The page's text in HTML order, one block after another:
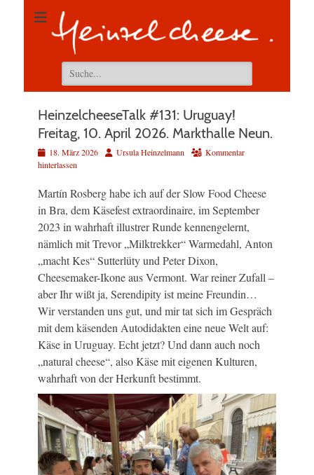
Suchen
nach:
HeinzelcheeseTalk #131: Uruguay!
Freitag, 10. April 2026. Markthalle Neun.
Veröffentlicht
am
18. März 2026 AutorUrsula Heinzelmann
Kommentar
hinterlassen
Martín Rosberg habe ich auf der Slow Food Cheese
in Bra, dem Käsefest extraordinaire, im September
2023 in wahrhaft illustrer Runde kennengelernt,
nämlich mit Trevor „Milktrekker“ Warmedahl, Anton
„macht Kes“ Sutterlüty und Peter Dixon,
Cheesemaker-Ikone aus Vermont. War reiner Zufall –
aber Ihr wißt ja, Serendipity ist meine Freundin…
Wir verstanden uns gut, und mir tat sich im Gespräch
mit dem käsenden Autodidakten eine neue Welt auf:
Käse in Uruguay. Echt jetzt? Und dann auch noch
„natural cheese“, also Käse mit eigenen Kulturen,
wahrhaft von der Herkunft bestimmt.